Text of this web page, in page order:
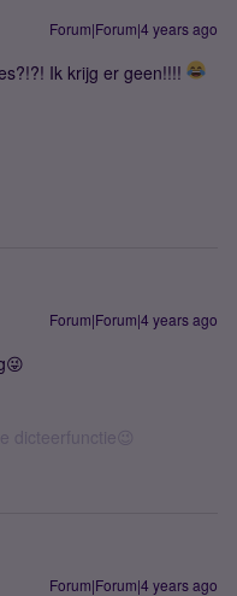
Forum|Forum|4 years ago
Ik krijg er geen!!!!
Forum|Forum|4 years ago
dicteerfunctie😉
Forum|Forum|4 years ago